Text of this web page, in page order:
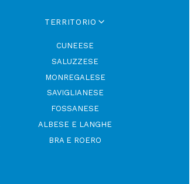
TERRITORIO
CUNEESE
SALUZZESE
MONREGALESE
SAVIGLIANESE
FOSSANESE
ALBESE E LANGHE
BRA E ROERO